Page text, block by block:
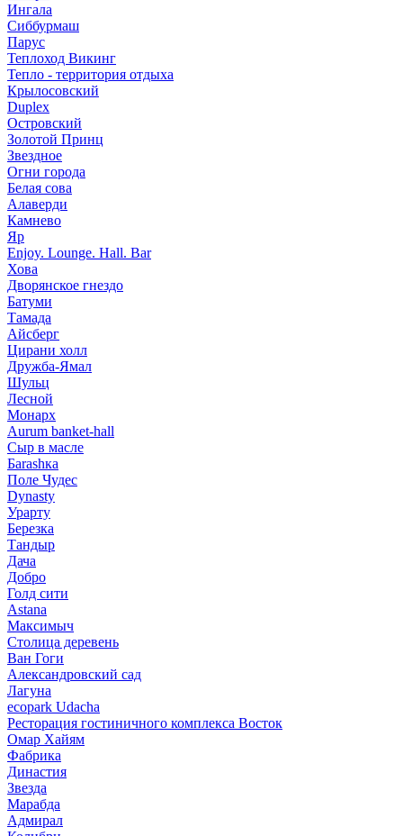
Ингала
Сиббурмаш
Парус
Теплоход Викинг
Тепло - территория отдыха
Крылосовский
Duplex
Островский
Золотой Принц
Звездное
Огни города
Белая сова
Алаверди
Камнево
Яр
Enjoy. Lounge. Hall. Bar
Хова
Дворянское гнездо
Батуми
Тамада
Айсберг
Цирани холл
Дружба-Ямал
Шульц
Лесной
Монарх
Aurum banket-hall
Сыр в масле
Баrаshка
Поле Чудес
Dynasty
Урарту
Березка
Тандыр
Дача
Добро
Голд сити
Astana
Максимыч
Столица деревень
Ван Гоги
Александровский сад
Лагуна
ecopark Udacha
Ресторация гостиничного комплекса Восток
Омар Хайям
Фабрика
Династия
Звезда
Марабда
Адмирал